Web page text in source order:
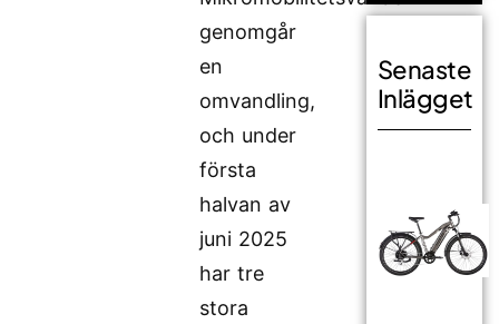
genomgår
en
omvandling,
och under
första
halvan av
juni 2025
har tre
stora
Senaste
Inlägget